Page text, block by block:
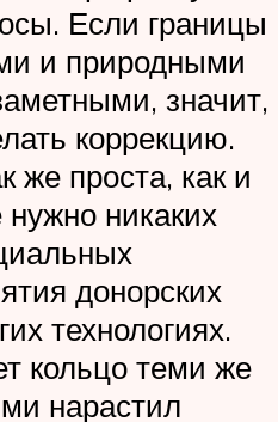
Если границы
и природными
значит,
коррекцию.
же проста, как и
никаких
донорских
технологиях.
кольцо теми же
нарастил